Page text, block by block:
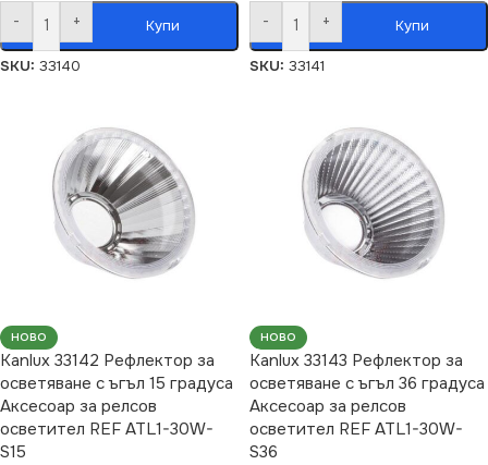
- + Купи
SKU: 33140
- + Купи
SKU: 33141
НОВО
Kanlux 33142 Рефлектор за
осветяване с ъгъл 15 градуса
Аксесоар за релсов
осветител REF ATL1-30W-
S15
НОВО
Kanlux 33143 Рефлектор за
осветяване с ъгъл 36 градуса
Аксесоар за релсов
осветител REF ATL1-30W-
S36